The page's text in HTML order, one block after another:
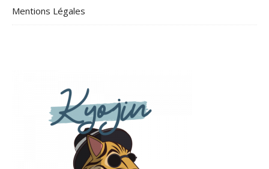
Mentions Légales